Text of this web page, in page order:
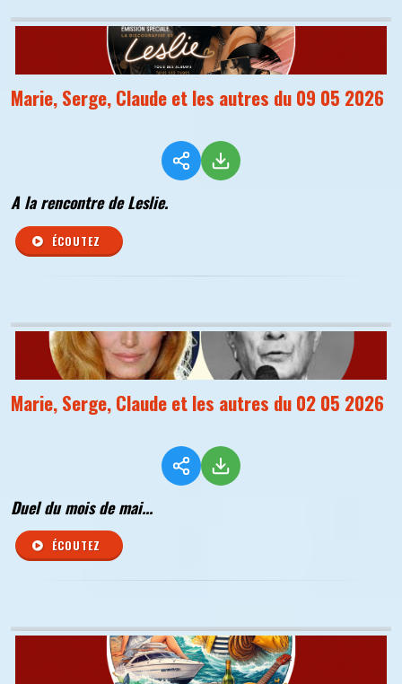
Marie, Serge, Claude et les autres du 09 05 2026
A la rencontre de Leslie.
ÉCOUTEZ
Marie, Serge, Claude et les autres du 02 05 2026
Duel du mois de mai...
ÉCOUTEZ